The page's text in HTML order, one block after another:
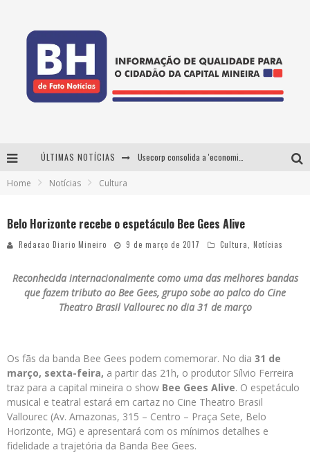
ÚLTIMAS NOTÍCIAS
Home Notícias Cultura
Belo Horizonte recebe o espetáculo Bee Gees Alive
Redacao Diario Mineiro 9 de março de 2017 Cultura Notícias
Reconhecida internacionalmente como uma das melhores bandas
que fazem tributo ao Bee Gees, grupo sobe ao palco do Cine
Theatro Brasil Vallourec no dia 31 de março
Os fãs da banda Bee Gees podem comemorar. No dia 31 de
março, sexta-feira, a partir das 21h, o produtor Sílvio Ferreira
traz para a capital mineira o show Bee Gees Alive. O espetáculo
musical e teatral estará em cartaz no Cine Theatro Brasil
Vallourec (Av. Amazonas, 315 – Centro – Praça Sete, Belo
Horizonte, MG) e apresentará com os mínimos detalhes e
fidelidade a trajetória da Banda Bee Gees.